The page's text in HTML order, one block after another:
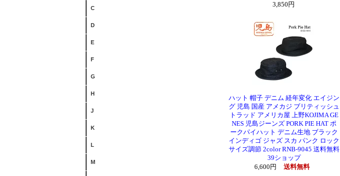
3,850円
ハット 帽子 デニム 経年変化 エイジン
グ 児島 国産 アメカジ ブリティッシュ
トラッド アメリカ屋 上野KOJIMA GE
NES 児島ジーンズ PORK PIE HAT ポ
ークパイハット デニム生地 ブラック
インディゴ ジャズ スカ パンク ロック
サイズ調節 2color RNB-9045 送料無料
39ショップ
6,600円
送料無料